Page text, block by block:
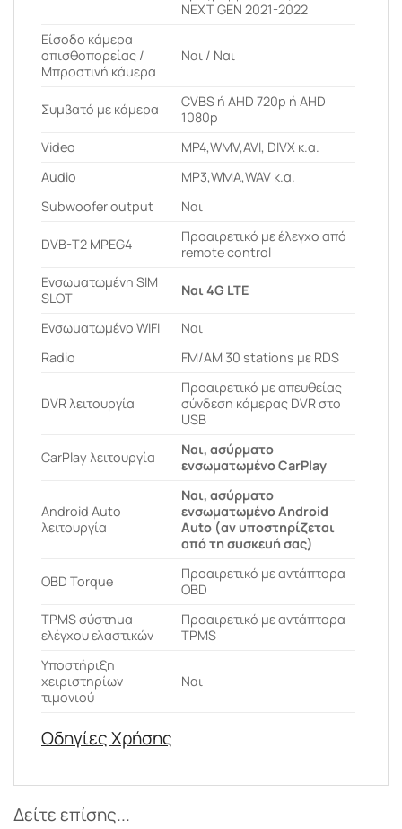
NEXT GEN 2021-2022
Είσοδο κάμερα
οπισθοπορείας /
Μπροστινή κάμερα
Ναι / Ναι
Συμβατό με κάμερα
CVBS ή AHD 720p ή AHD
1080p
Video
MP4,WMV,AVI, DIVX κ.α.
Audio
MP3,WMA,WAV κ.α.
Subwoofer output
Ναι
DVB-T2 MPEG4
Προαιρετικό με έλεγχο από
remote control
Ενσωματωμένη SIM
SLOT
Ναι 4G LTE
Ενσωματωμένο WIFI
Ναι
Radio
FM/AM 30 stations με RDS
DVR λειτουργία
Προαιρετικό με απευθείας
σύνδεση κάμερας DVR στο
USB
CarPlay λειτουργία
Ναι, ασύρματο
ενσωματωμένο CarPlay
Android Auto
λειτουργία
Ναι, ασύρματο
ενσωματωμένο Android
Auto (αν υποστηρίζεται
από τη συσκευή σας)
OBD Torque
Προαιρετικό με αντάπτορα
OBD
ΤPMS σύστημα
ελέγχου ελαστικών
Προαιρετικό με αντάπτορα
TPMS
Υποστήριξη
χειριστηρίων
τιμονιού
Ναι
Οδηγίες Χρήσης
Δείτε επίσης...